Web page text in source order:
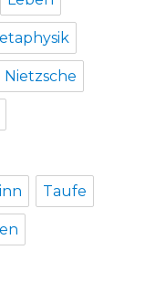
Nietzsche
Taufe